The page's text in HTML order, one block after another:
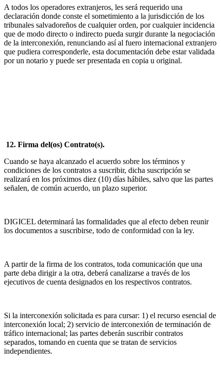
A todos los operadores extranjeros, les será requerido una
declaración donde conste el sometimiento a la jurisdicción de los
tribunales salvadoreños de cualquier orden, por cualquier incidencia
que de modo directo o indirecto pueda surgir durante la negociación
de la interconexión, renunciando así al fuero internacional extranjero
que pudiera corresponderle, esta documentación debe estar validada
por un notario y puede ser presentada en copia u original.
12. Firma del(os) Contrato(s).
Cuando se haya alcanzado el acuerdo sobre los términos y
condiciones de los contratos a suscribir, dicha suscripción se
realizará en los próximos diez (10) días hábiles, salvo que las partes
señalen, de común acuerdo, un plazo superior.
DIGICEL determinará las formalidades que al efecto deben reunir
los documentos a suscribirse, todo de conformidad con la ley.
A partir de la firma de los contratos, toda comunicación que una
parte deba dirigir a la otra, deberá canalizarse a través de los
ejecutivos de cuenta designados en los respectivos contratos.
Si la interconexión solicitada es para cursar: 1) el recurso esencial de
interconexión local; 2) servicio de interconexión de terminación de
tráfico internacional; las partes deberán suscribir contratos
separados, tomando en cuenta que se tratan de servicios
independientes.